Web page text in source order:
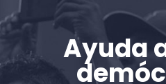
Ayuda